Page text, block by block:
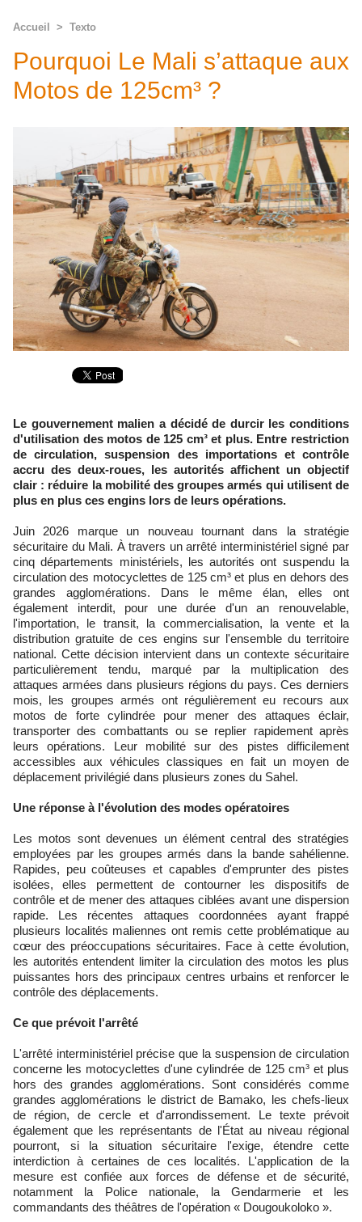
Accueil > Texto
Pourquoi Le Mali s’attaque aux
Motos de 125cm³ ?
Le gouvernement malien a décidé de durcir les conditions
d'utilisation des motos de 125 cm³ et plus. Entre restriction
de circulation, suspension des importations et contrôle
accru des deux-roues, les autorités affichent un objectif
clair : réduire la mobilité des groupes armés qui utilisent de
plus en plus ces engins lors de leurs opérations.
Juin 2026 marque un nouveau tournant dans la stratégie
sécuritaire du Mali. À travers un arrêté interministériel signé par
cinq départements ministériels, les autorités ont suspendu la
circulation des motocyclettes de 125 cm³ et plus en dehors des
grandes agglomérations. Dans le même élan, elles ont
également interdit, pour une durée d'un an renouvelable,
l'importation, le transit, la commercialisation, la vente et la
distribution gratuite de ces engins sur l'ensemble du territoire
national. Cette décision intervient dans un contexte sécuritaire
particulièrement tendu, marqué par la multiplication des
attaques armées dans plusieurs régions du pays. Ces derniers
mois, les groupes armés ont régulièrement eu recours aux
motos de forte cylindrée pour mener des attaques éclair,
transporter des combattants ou se replier rapidement après
leurs opérations. Leur mobilité sur des pistes difficilement
accessibles aux véhicules classiques en fait un moyen de
déplacement privilégié dans plusieurs zones du Sahel.
Une réponse à l'évolution des modes opératoires
Les motos sont devenues un élément central des stratégies
employées par les groupes armés dans la bande sahélienne.
Rapides, peu coûteuses et capables d'emprunter des pistes
isolées, elles permettent de contourner les dispositifs de
contrôle et de mener des attaques ciblées avant une dispersion
rapide. Les récentes attaques coordonnées ayant frappé
plusieurs localités maliennes ont remis cette problématique au
cœur des préoccupations sécuritaires. Face à cette évolution,
les autorités entendent limiter la circulation des motos les plus
puissantes hors des principaux centres urbains et renforcer le
contrôle des déplacements.
Ce que prévoit l'arrêté
L'arrêté interministériel précise que la suspension de circulation
concerne les motocyclettes d'une cylindrée de 125 cm³ et plus
hors des grandes agglomérations. Sont considérés comme
grandes agglomérations le district de Bamako, les chefs-lieux
de région, de cercle et d'arrondissement. Le texte prévoit
également que les représentants de l'État au niveau régional
pourront, si la situation sécuritaire l'exige, étendre cette
interdiction à certaines de ces localités. L'application de la
mesure est confiée aux forces de défense et de sécurité,
notamment la Police nationale, la Gendarmerie et les
commandants des théâtres de l'opération « Dougoukoloko ».